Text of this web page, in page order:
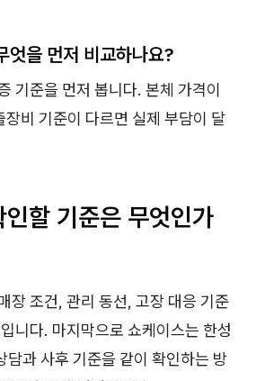
엇을 먼저 비교하나요?
기준을 먼저 봅니다. 본체 가격이
비 기준이 다르면 실제 부담이 달
할 기준은 무엇인가
장 조건, 관리 동선, 고장 대응 기준
니다. 마지막으로 쇼케이스는 한성
담과 사후 기준을 같이 확인하는 방